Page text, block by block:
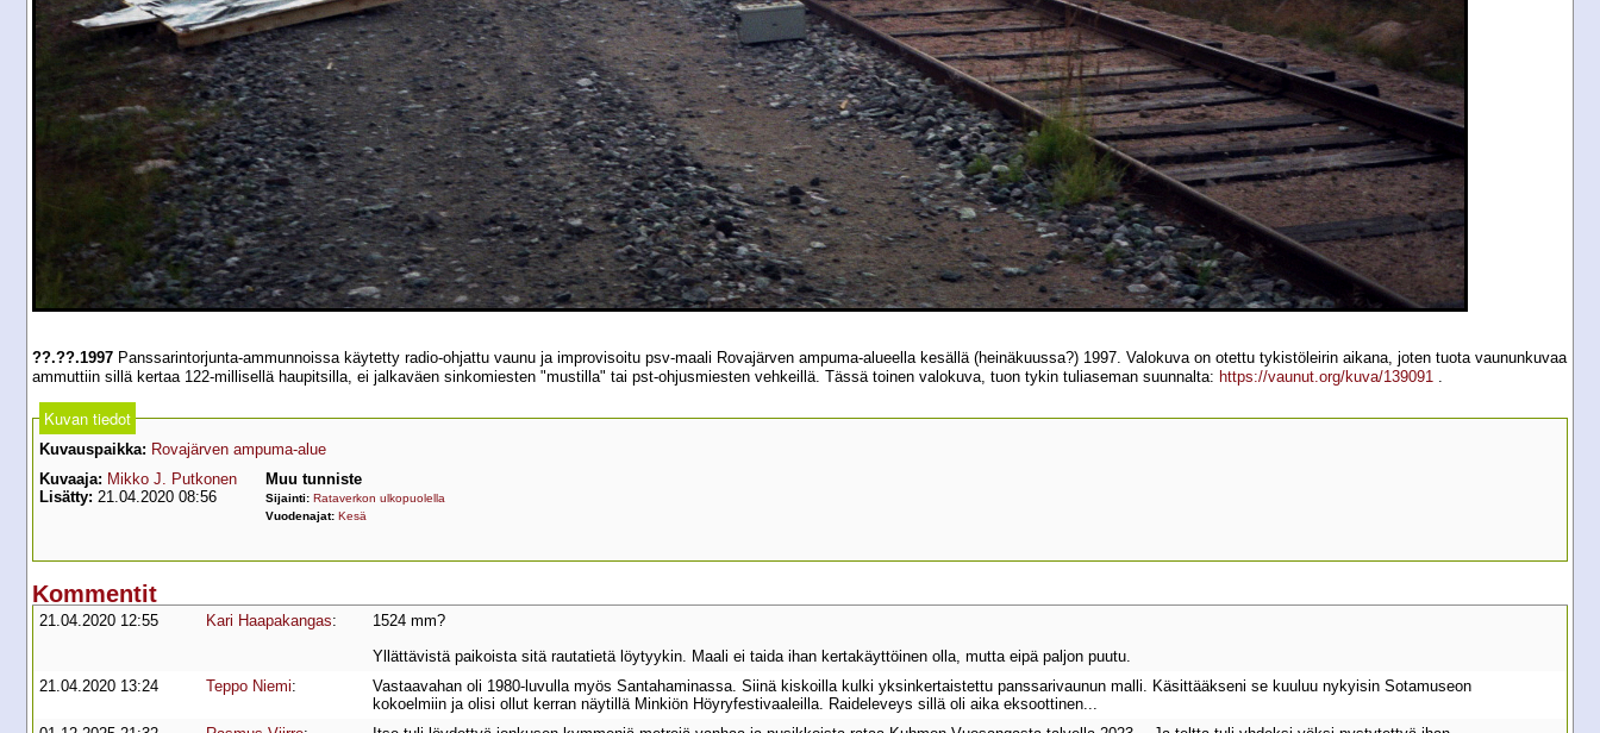
??.??.1997 Panssarintorjunta-ammunnoissa käytetty radio-ohjattu vaunu ja improvisoitu psv-maali Rovajärven ampuma-alueella kesällä (heinäkuussa?) 1997. Valokuva on otettu tykistöleirin aikana, joten tuota vaununkuvaa
ammuttiin sillä kertaa 122-millisellä haupitsilla, ei jalkaväen sinkomiesten "mustilla" tai pst-ohjusmiesten vehkeillä. Tässä toinen valokuva, tuon tykin tuliaseman suunnalta: https://vaunut.org/kuva/139091 .
Kuvan tiedot
Kuvauspaikka: Rovajärven ampuma-alue
Kuvaaja: Mikko J. Putkonen
Lisätty: 21.04.2020 08:56
Muu tunniste
Sijainti: Rataverkon ulkopuolella
Vuodenajat: Kesä
Kommentit
21.04.2020 12:55 Kari Haapakangas:
1524 mm?
Yllättävistä paikoista sitä rautatietä löytyykin. Maali ei taida ihan kertakäyttöinen olla, mutta eipä paljon puutu.
21.04.2020 13:24
Teppo Niemi:
Vastaavahan oli 1980-luvulla myös Santahaminassa. Siinä kiskoilla kulki yksinkertaistettu panssarivaunun malli. Käsittääkseni se kuuluu nykyisin Sotamuseon
kokoelmiin ja olisi ollut kerran näytillä Minkiön Höyryfestivaaleilla. Raideleveys sillä oli aika eksoottinen...